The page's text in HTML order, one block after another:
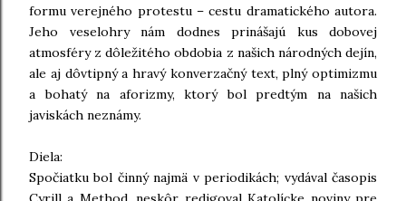
formu verejného protestu – cestu dramatického autora.
Jeho veselohry nám dodnes prinášajú kus dobovej
atmosféry z dôležitého obdobia z našich národných dejín,
ale aj dôvtipný a hravý konverzačný text, plný optimizmu
a bohatý na aforizmy, ktorý bol predtým na našich
javiskách neznámy.
Diela:
Spočiatku bol činný najmä v periodikách; vydával časopis